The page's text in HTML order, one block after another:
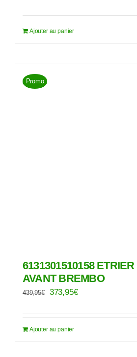
Ajouter au panier
Promo
6131301510158
AVANT BREMBO
439,95€
Le
initial
était :
373,95€Le
actuel
Ajouter au panier